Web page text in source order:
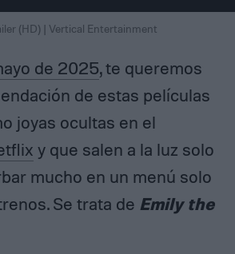
(HD) | Vertical Entertainment
de 2025, te queremos
de estas películas
joyas ocultas en el
y que salen a la luz solo
mucho en un menú solo
Se trata de Emily the